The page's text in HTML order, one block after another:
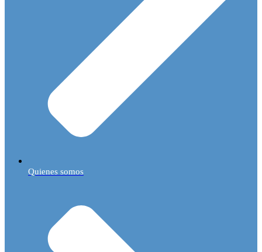
Quienes somos